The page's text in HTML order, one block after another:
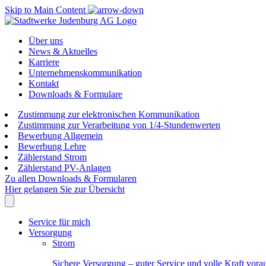
Skip to Main Content
Über uns
News & Aktuelles
Karriere
Unternehmenskommunikation
Kontakt
Downloads & Formulare
Zustimmung zur elektronischen Kommunikation
Zustimmung zur Verarbeitung von 1/4-Stundenwerten
Bewerbung Allgemein
Bewerbung Lehre
Zählerstand Strom
Zählerstand PV-Anlagen
Zu allen Downloads & Formularen
Hier gelangen Sie zur Übersicht
Service für mich
Versorgung
Strom
Sichere Versorgung – guter Service und volle Kraft